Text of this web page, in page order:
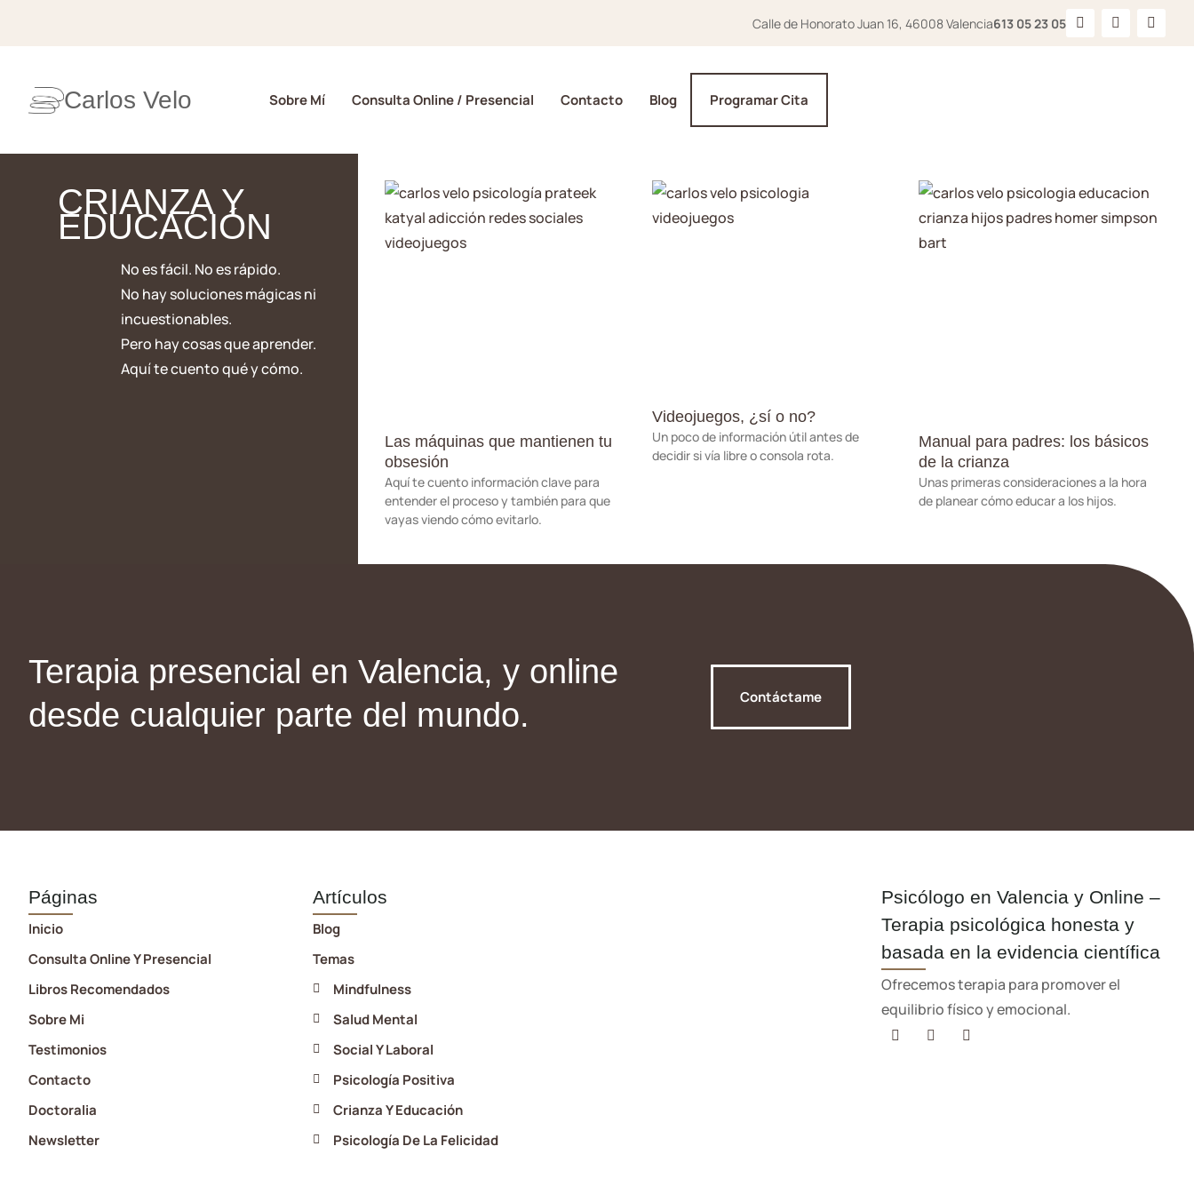
Calle de Honorato Juan 16, 46008 Valencia613 05 23 05
Carlos Velo Sobre Mí Consulta Online / Presencial Contacto Blog Programar Cita
CRIANZA Y
EDUCACIÓN
No es fácil. No es rápido.
No hay soluciones mágicas ni
incuestionables.
Pero hay cosas que aprender.
Aquí te cuento qué y cómo.
Las máquinas que mantienen tu
obsesión
Aquí te cuento información clave para
entender el proceso y también para que
vayas viendo cómo evitarlo.
Videojuegos, ¿sí o no?
Un poco de información útil antes de
decidir si vía libre o consola rota.
Manual para padres: los básicos
de la crianza
Unas primeras consideraciones a la hora
de planear cómo educar a los hijos.
Terapia presencial en Valencia, y online
desde cualquier parte del mundo.
Contáctame
Páginas
Inicio
Consulta Online Y Presencial
Libros Recomendados
Sobre Mi
Testimonios
Contacto
Doctoralia
Newsletter
Artículos
Blog
Temas
Mindfulness
Salud Mental
Social Y Laboral
Psicología Positiva
Crianza Y Educación
Psicología De La Felicidad
Psicólogo en Valencia y Online –
Terapia psicológica honesta y
basada en la evidencia científica
Ofrecemos terapia para promover el
equilibrio físico y emocional.